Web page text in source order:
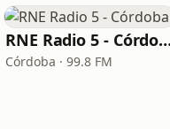
RNE Radio 5
Córdoba · 99.8 FM